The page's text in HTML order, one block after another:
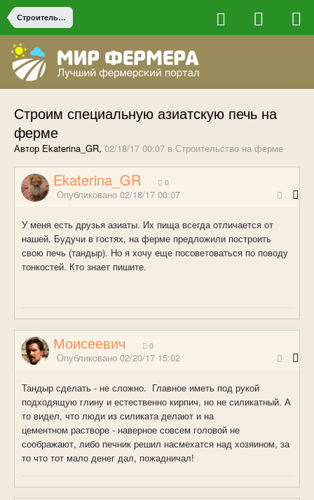
Строительство на ферме
Строим специальную азиатскую печь на
ферме
Автор Ekaterina_GR, 02/18/17 00:07 в Строительство на ферме
Ekaterina_GR 0
Опубликовано 02/18/17 00:07
У меня есть друзья азиаты. Их пища всегда отличается от
нашей. Будучи в гостях, на ферме предложили построить
свою печь (тандыр). Но я хочу еще посоветоваться по поводу
тонкостей. Кто знает пишите.
Моисеевич 0
Опубликовано 02/20/17 15:02
Тандыр сделать - не сложно. Главное иметь под рукой
подходящую глину и естественно кирпич, но не силикатный. А
то видел, что люди из силиката делают и на
цементном растворе - наверное совсем головой не
соображают, либо печник решил насмехатся над хозяином, за
то что тот мало денег дал, пожадничал!